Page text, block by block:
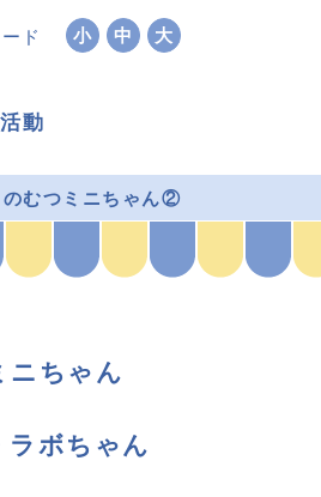
小 中 大
ド
動
のむつミニちゃん②
ニちゃん
ラボちゃん